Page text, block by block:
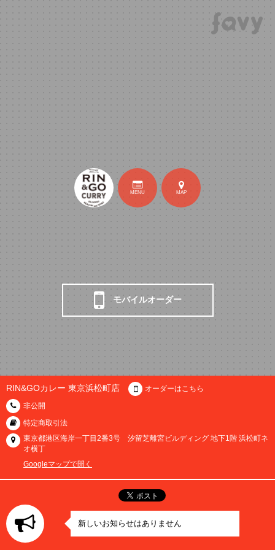
MENU MAP
モバイルオーダー
RIN&GOカレー 東京浜松町店
オーダーはこちら
非公開
特定商取引法
東京都港区海岸一丁目2番3号 汐留芝離宮ビルディング 地下1階 浜松町ネ
オ横丁
Googleマップで開く
新しいお知らせはありません